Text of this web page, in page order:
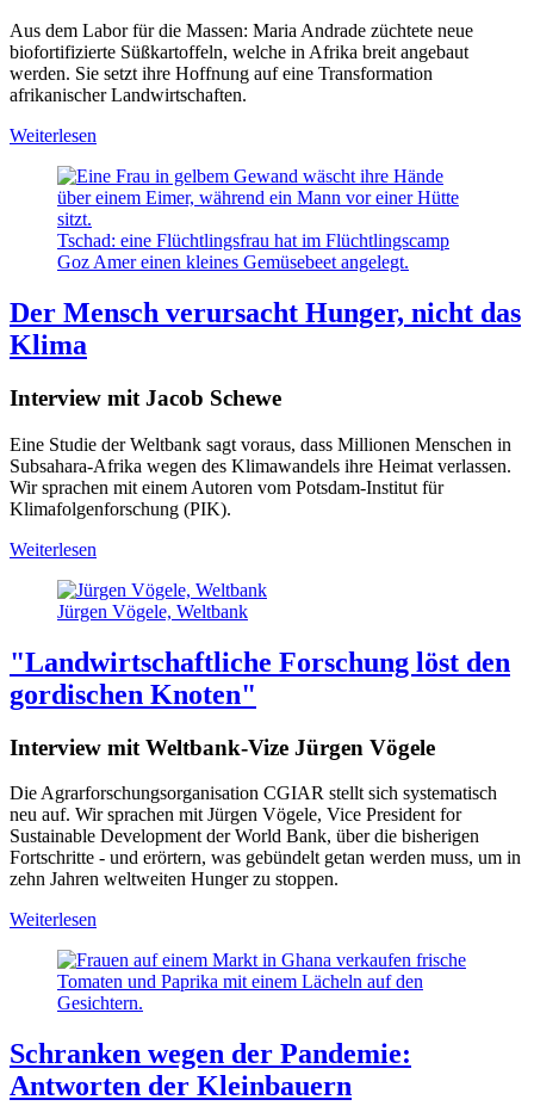
Aus dem Labor für die Massen: Maria Andrade züchtete neue
biofortifizierte Süßkartoffeln, welche in Afrika breit angebaut
werden. Sie setzt ihre Hoffnung auf eine Transformation
afrikanischer Landwirtschaften.
Weiterlesen
Tschad: eine Flüchtlingsfrau hat im Flüchtlingscamp
Goz Amer einen kleines Gemüsebeet angelegt.
Der Mensch verursacht Hunger, nicht das
Klima
Interview mit Jacob Schewe
Eine Studie der Weltbank sagt voraus, dass Millionen Menschen in
Subsahara-Afrika wegen des Klimawandels ihre Heimat verlassen.
Wir sprachen mit einem Autoren vom Potsdam-Institut für
Klimafolgenforschung (PIK).
Weiterlesen
Jürgen Vögele, Weltbank
"Landwirtschaftliche Forschung löst den
gordischen Knoten"
Interview mit Weltbank-Vize Jürgen Vögele
Die Agrarforschungsorganisation CGIAR stellt sich systematisch
neu auf. Wir sprachen mit Jürgen Vögele, Vice President for
Sustainable Development der World Bank, über die bisherigen
Fortschritte - und erörtern, was gebündelt getan werden muss, um in
zehn Jahren weltweiten Hunger zu stoppen.
Weiterlesen
Schranken wegen der Pandemie:
Antworten der Kleinbauern